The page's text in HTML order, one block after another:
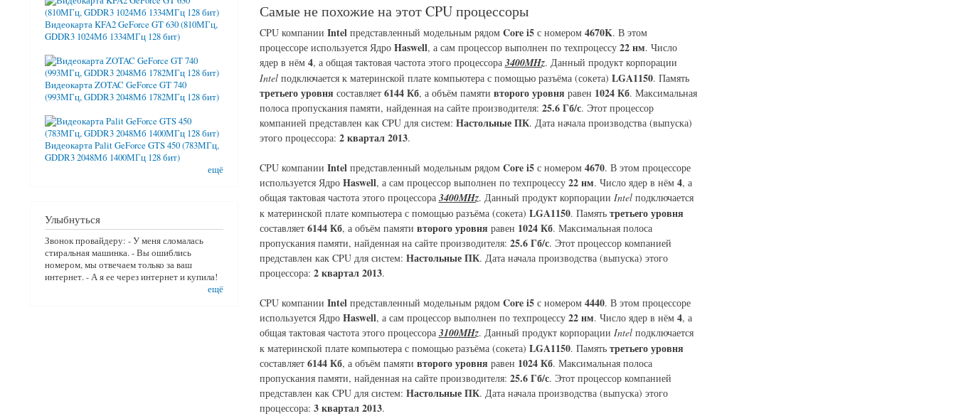
Самые не похожие на этот CPU процессоры
CPU компании Intel представленный модельным рядом Core i5с номером 4670K. В этом
процессоре используется Ядро Haswell, а сам процессор выполнен по техпроцессу 22 нм. Число
ядер в нём 4, а общая тактовая частота этого процессора 3400MHz. Данный продукт корпорации
Intelподключается к материнской плате компьютера с помощью разъёма (сокета) LGA1150. Память
третьего уровня составляет 6144 Кб, а объём памяти второго уровня равен 1024 Кб. Максимальная
полоса пропускания памяти, найденная на сайте производителя: 25.6 Гб/с. Этот процессор
компанией представлен как CPU для систем: Настольные ПК. Дата начала производства (выпуска)
этого процессора: 2 квартал 2013.
CPU компании Intel представленный модельным рядом Core i5с номером 4670. В этом процессоре
используется Ядро Haswell, а сам процессор выполнен по техпроцессу 22 нм. Число ядер в нём 4, а
общая тактовая частота этого процессора 3400MHz. Данный продукт корпорации Intelподключается
к материнской плате компьютера с помощью разъёма (сокета) LGA1150. Память третьего уровня
составляет 6144 Кб, а объём памяти второго уровня равен 1024 Кб. Максимальная полоса
пропускания памяти, найденная на сайте производителя: 25.6 Гб/с. Этот процессор компанией
представлен как CPU для систем: Настольные ПК. Дата начала производства (выпуска) этого
процессора: 2 квартал 2013.
CPU компании Intel представленный модельным рядом Core i5с номером 4440. В этом процессоре
используется Ядро Haswell, а сам процессор выполнен по техпроцессу 22 нм. Число ядер в нём 4, а
общая тактовая частота этого процессора 3100MHz. Данный продукт корпорации Intelподключается
к материнской плате компьютера с помощью разъёма (сокета) LGA1150. Память третьего уровня
составляет 6144 Кб, а объём памяти второго уровня равен 1024 Кб. Максимальная полоса
пропускания памяти, найденная на сайте производителя: 25.6 Гб/с. Этот процессор компанией
представлен как CPU для систем: Настольные ПК. Дата начала производства (выпуска) этого
процессора: 3 квартал 2013.
Видеокарта KFA2 GeForce GT 630 (810МГц,
GDDR3 1024Мб 1334МГц 128 бит)
Видеокарта ZOTAC GeForce GT 740
(993МГц, GDDR3 2048Мб 1782МГц 128 бит)
Видеокарта Palit GeForce GTS 450 (783МГц,
GDDR3 2048Мб 1400МГц 128 бит)
ещё
Улыбнуться
Звонок провайдеру: - У меня сломалась
стиральная машинка. - Вы ошиблись
номером, мы отвечаем только за ваш
интернет. - А я ее через интернет и купила!
ещё